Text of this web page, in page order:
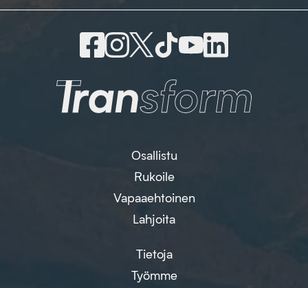
Osallistu
Rukoile
Vapaaehtoinen
Lahjoita
Tietoja
Työmme